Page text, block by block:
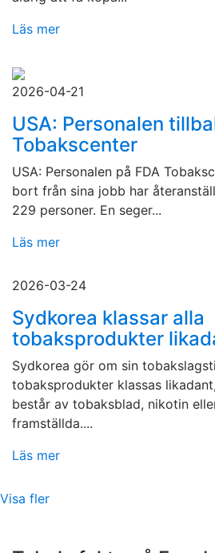
Läs mer
2026-04-21
USA: Personalen
Tobakscenter
USA: Personalen på FDA
bort från sina jobb har
229 personer. En seger...
Läs mer
2026-03-24
Sydkorea klassar alla
tobaksprodukter
Sydkorea gör om sin
tobaksprodukter klassas
består av tobaksblad, nikotin
framställda....
Läs mer
Visa fler